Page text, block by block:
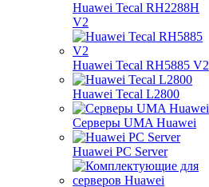
Huawei Tecal RH2288H
V2
Huawei Tecal RH5885 V2
Huawei Tecal L2800
Серверы UMA Huawei
Huawei PC Server